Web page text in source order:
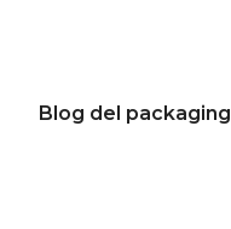
Blog del packaging